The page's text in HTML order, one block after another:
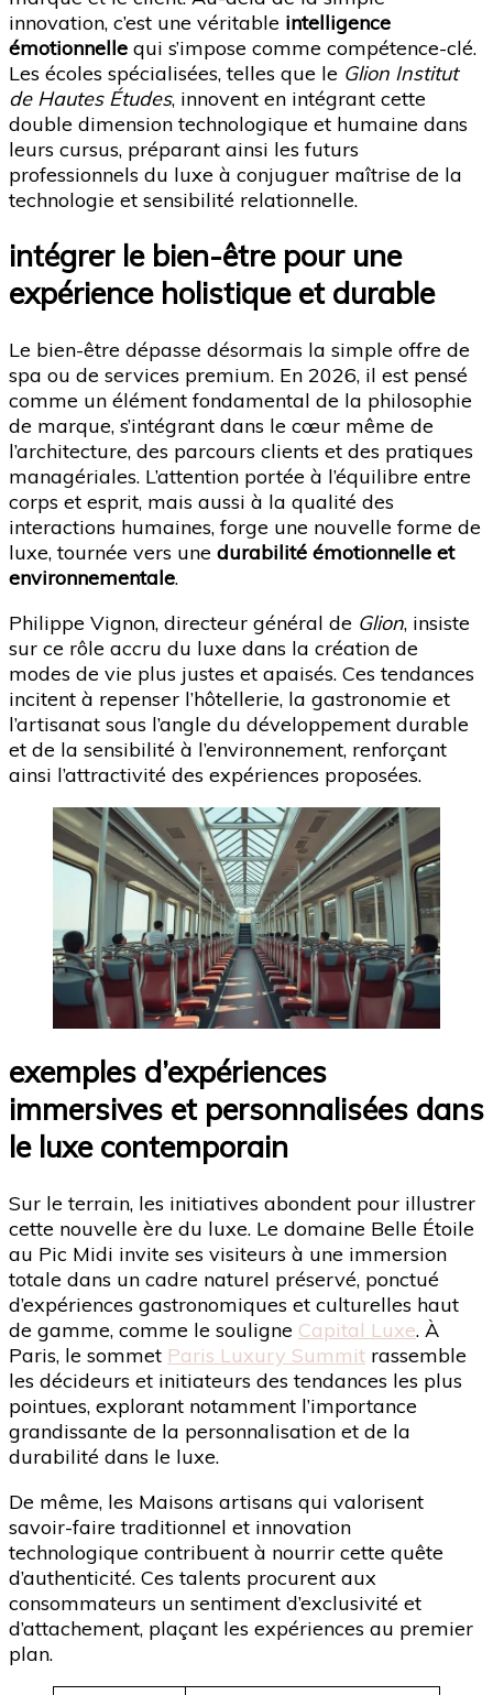
innovation, c’est une véritable intelligence
émotionnelle qui s’impose comme compétence-clé.
Les écoles spécialisées, telles que le Glion Institut
de Hautes Études, innovent en intégrant cette
double dimension technologique et humaine dans
leurs cursus, préparant ainsi les futurs
professionnels du luxe à conjuguer maîtrise de la
technologie et sensibilité relationnelle.
intégrer le bien-être pour une
expérience holistique et durable
Le bien-être dépasse désormais la simple offre de
spa ou de services premium. En 2026, il est pensé
comme un élément fondamental de la philosophie
de marque, s’intégrant dans le cœur même de
l’architecture, des parcours clients et des pratiques
managériales. L’attention portée à l’équilibre entre
corps et esprit, mais aussi à la qualité des
interactions humaines, forge une nouvelle forme de
luxe, tournée vers une durabilité émotionnelle et
environnementale.
Philippe Vignon, directeur général de Glion, insiste
sur ce rôle accru du luxe dans la création de
modes de vie plus justes et apaisés. Ces tendances
incitent à repenser l’hôtellerie, la gastronomie et
l’artisanat sous l’angle du développement durable
et de la sensibilité à l’environnement, renforçant
ainsi l’attractivité des expériences proposées.
exemples d’expériences
immersives et personnalisées dans
le luxe contemporain
Sur le terrain, les initiatives abondent pour illustrer
cette nouvelle ère du luxe. Le domaine Belle Étoile
au Pic Midi invite ses visiteurs à une immersion
totale dans un cadre naturel préservé, ponctué
d’expériences gastronomiques et culturelles haut
de gamme, comme le souligne Capital Luxe. À
Paris, le sommet Paris Luxury Summit rassemble
les décideurs et initiateurs des tendances les plus
pointues, explorant notamment l’importance
grandissante de la personnalisation et de la
durabilité dans le luxe.
De même, les Maisons artisans qui valorisent
savoir-faire traditionnel et innovation
technologique contribuent à nourrir cette quête
d’authenticité. Ces talents procurent aux
consommateurs un sentiment d’exclusivité et
d’attachement, plaçant les expériences au premier
plan.